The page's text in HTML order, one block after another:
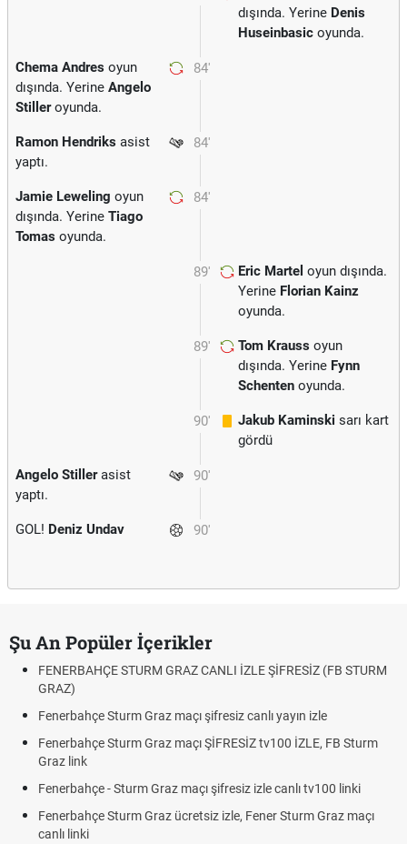
dışında. Yerine Denis
Huseinbasic oyunda.
84'
Chema Andres oyun
dışında. Yerine Angelo
Stilleroyunda.
84'
Ramon Hendriks asist
yaptı.
84'
Jamie Leweling oyun
dışında. Yerine Tiago
Tomas oyunda.
89' Eric Martel oyun dışında.
Yerine Florian Kainz
oyunda.
89' Tom Krauss oyun
dışında. Yerine Fynn
Schenten oyunda.
90' Jakub Kaminski sarı kart
gördü
90'
Angelo Stillerasist
yaptı.
90'
GOL! Deniz Undav
Şu An Popüler İçerikler
FENERBAHÇE STURM GRAZ CANLI İZLE ŞİFRESİZ (FB STURM
GRAZ)
Fenerbahçe Sturm Graz maçı şifresiz canlı yayın izle
Fenerbahçe Sturm Graz maçı ŞİFRESİZ tv100 İZLE, FB Sturm
Graz link
Fenerbahçe - Sturm Graz maçı şifresiz izle canlı tv100 linki
Fenerbahçe Sturm Graz ücretsiz izle, Fener Sturm Graz maçı
canlı linki